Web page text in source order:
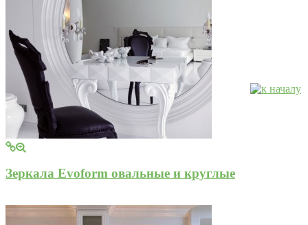
Зеркала Evoform овальные и круглые